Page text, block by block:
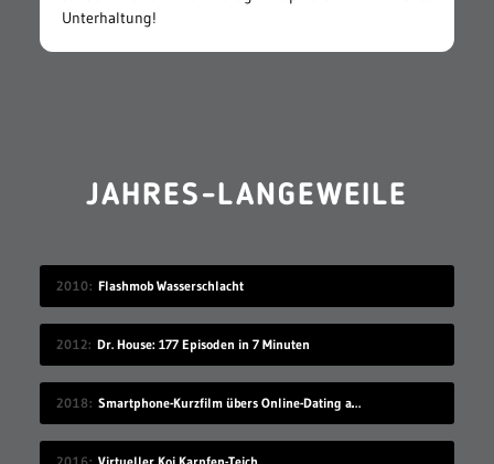
Unterhaltung!
JAHRES-LANGEWEILE
2010 Flashmob Wasserschlacht
2012 Dr. House: 177 Episoden in 7 Minuten
2018 Smartphone-Kurzfilm übers Online-Dating auf Zugreise